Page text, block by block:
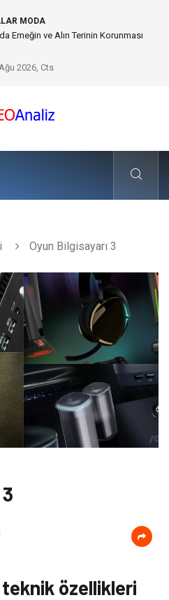
MODA
Emeğin ve Alın Terinin Korunması
2026, Cts
Oyun Bilgisayarı 3
teknik özellikleri